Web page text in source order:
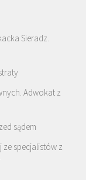
Sieradz.
Adwokat z
sądem
ze specjalistów z